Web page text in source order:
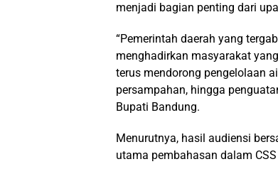
menjadi bagian penting dari
“Pemerintah daerah yang
menghadirkan masyarakat
terus mendorong pengelolaan
persampahan, hingga
Bupati Bandung.
Menurutnya, hasil audiensi
utama pembahasan dalam